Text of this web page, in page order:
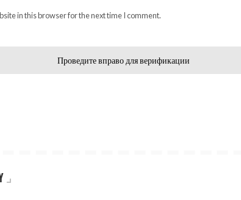
in this browser for the next time I comment.
Проведите вправо для верификации